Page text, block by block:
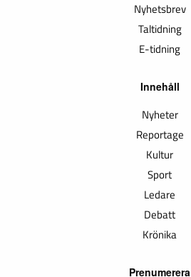
Nyhetsbrev
Taltidning
E-tidning
Innehåll
Nyheter
Reportage
Kultur
Sport
Ledare
Debatt
Krönika
Prenumerera